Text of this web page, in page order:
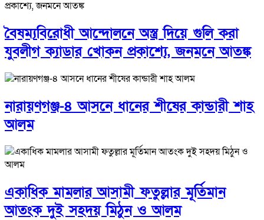
বৈষম্যবিরোধী আন্দোলনে অস্ত্র দিয়ে গুলি করা
যুবলীগ ক্যাডার খোকন প্রকাশ্যে, জনমনে আতঙ্ক
নারায়ণগঞ্জ-৪ আসনে ধানের শীষের কান্ডারী শাহ
আলম
একাধিক মামলার আসামী ফতুল্লার মূর্তিমান
আতংক দুই সহদয় মিঠুন ও আলম